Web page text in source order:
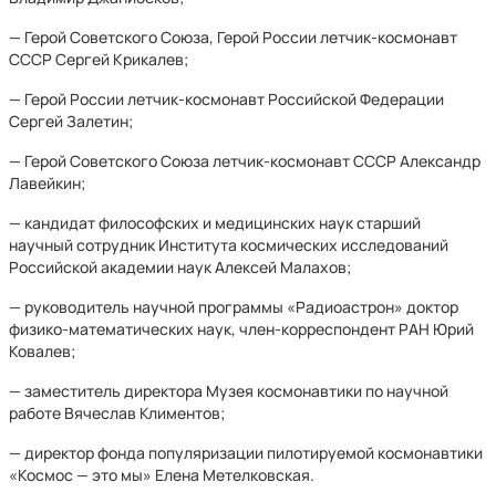
— Герой Советского Союза, Герой России летчик-космонавт
СССР Сергей Крикалев;
— Герой России летчик-космонавт Российской Федерации
Сергей Залетин;
— Герой Советского Союза летчик-космонавт СССР Александр
Лавейкин;
— кандидат философских и медицинских наук старший
научный сотрудник Института космических исследований
Российской академии наук Алексей Малахов;
— руководитель научной программы «Радиоастрон» доктор
физико-математических наук, член-корреспондент РАН Юрий
Ковалев;
— заместитель директора Музея космонавтики по научной
работе Вячеслав Климентов;
— директор фонда популяризации пилотируемой космонавтики
«Космос — это мы» Елена Метелковская.